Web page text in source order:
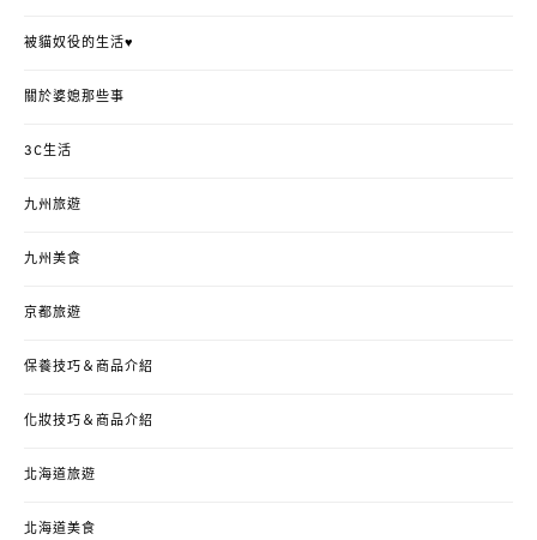
被貓奴役的生活♥
關於婆媳那些事
3C生活
九州旅遊
九州美食
京都旅遊
保養技巧＆商品介紹
化妝技巧＆商品介紹
北海道旅遊
北海道美食